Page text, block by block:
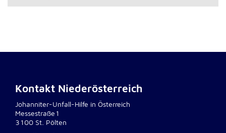
Kontakt Niederösterreich
Johanniter-Unfall-Hilfe in Österreich
Messestraße1
3100 St. Pölten
Cookie Laufzeit: